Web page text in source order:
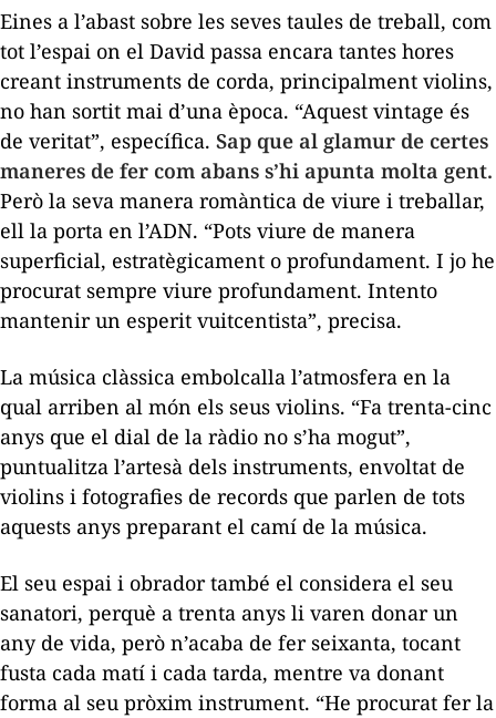
Eines a l’abast sobre les seves taules de treball, com
tot l’espai on el David passa encara tantes hores
creant instruments de corda, principalment violins,
no han sortit mai d’una època. “Aquest vintage és
de veritat”, específica. Sap que al glamur de certes
maneres de fer com abans s’hi apunta molta gent.
Però la seva manera romàntica de viure i treballar,
ell la porta en l’ADN. “Pots viure de manera
superficial, estratègicament o profundament. I jo he
procurat sempre viure profundament. Intento
mantenir un esperit vuitcentista”, precisa.
La música clàssica embolcalla l’atmosfera en la
qual arriben al món els seus violins. “Fa trenta-cinc
anys que el dial de la ràdio no s’ha mogut”,
puntualitza l’artesà dels instruments, envoltat de
violins i fotografies de records que parlen de tots
aquests anys preparant el camí de la música.
El seu espai i obrador també el considera el seu
sanatori, perquè a trenta anys li varen donar un
any de vida, però n’acaba de fer seixanta, tocant
fusta cada matí i cada tarda, mentre va donant
forma al seu pròxim instrument. “He procurat fer la